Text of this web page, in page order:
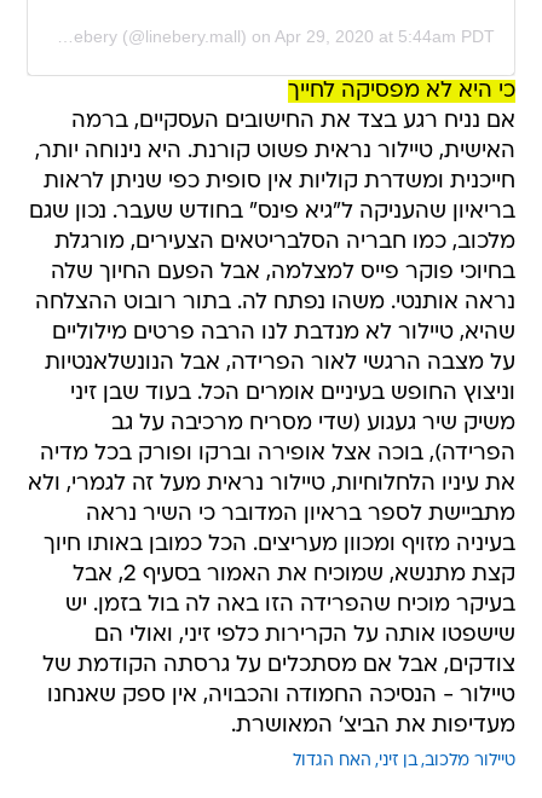
A post shared by Linebery (@linebery.mall) on Apr 29, 2020 at 5:44am PDT
כי היא לא מפסיקה לחייך
אם נניח רגע בצד את החישובים העסקיים, ברמה
האישית, טיילור נראית פשוט קורנת. היא נינוחה יותר,
חייכנית ומשדרת קוליות אין סופית כפי שניתן לראות
בריאיון שהעניקה ל"גיא פינס" בחודש שעבר. נכון שגם
מלכוב, כמו חבריה הסלבריטאים הצעירים, מורגלת
בחיוכי פוקר פייס למצלמה, אבל הפעם החיוך שלה
נראה אותנטי. משהו נפתח לה. בתור רובוט ההצלחה
שהיא, טיילור לא מנדבת לנו הרבה פרטים מילוליים
על מצבה הרגשי לאור הפרידה, אבל הנונשלאנטיות
וניצוץ החופש בעיניים אומרים הכל. בעוד שבן זיני
משיק שיר געגוע (שדי מסריח מרכיבה על גב
הפרידה), בוכה אצל אופירה וברקו ופורק בכל מדיה
את עיניו הלחלוחיות, טיילור נראית מעל זה לגמרי, ולא
מתביישת לספר בראיון המדובר כי השיר נראה
בעיניה מזויף ומכוון מעריצים. הכל כמובן באותו חיוך
קצת מתנשא, שמוכיח את האמור בסעיף 2, אבל
בעיקר מוכיח שהפרידה הזו באה לה בול בזמן. יש
שישפטו אותה על הקרירות כלפי זיני, ואולי הם
צודקים, אבל אם מסתכלים על גרסתה הקודמת של
טיילור - הנסיכה החמודה והכבויה, אין ספק שאנחנו
מעדיפות את הביצ' המאושרת.
טיילור מלכוב בן זיני האח הגדול